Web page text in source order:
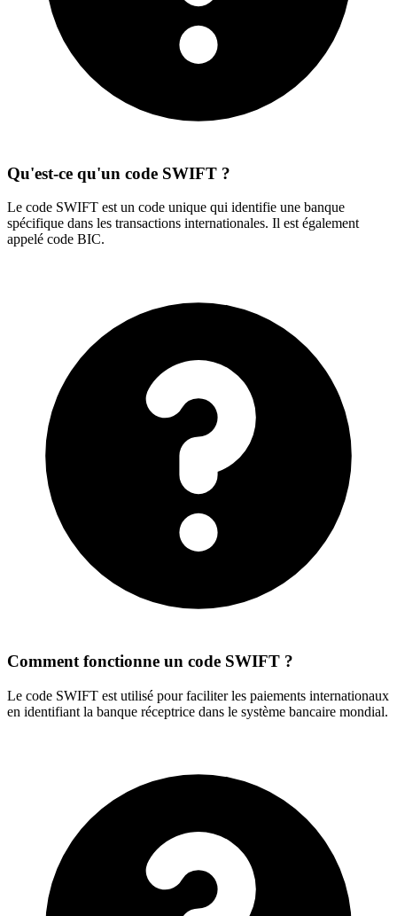
Qu'est-ce qu'un code SWIFT ?
Le code SWIFT est un code unique qui identifie une banque
spécifique dans les transactions internationales. Il est également
appelé code BIC.
Comment fonctionne un code SWIFT ?
Le code SWIFT est utilisé pour faciliter les paiements internationaux
en identifiant la banque réceptrice dans le système bancaire mondial.